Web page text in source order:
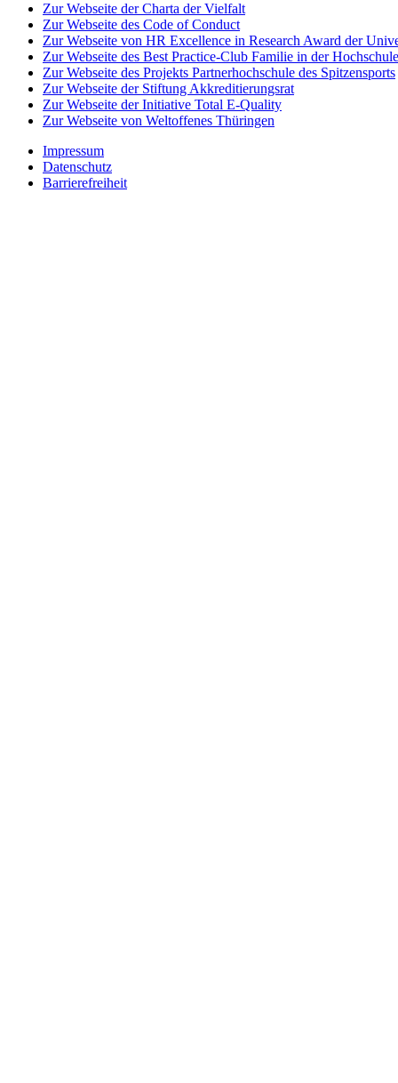
Zur Webseite der Charta der Vielfalt
Zur Webseite des Code of Conduct
Zur Webseite von HR Excellence in Research Award der
Zur Webseite des Best Practice-Club Familie in der Hochschule
Zur Webseite des Projekts Partnerhochschule des Spitzensports
Zur Webseite der Stiftung Akkreditierungsrat
Zur Webseite der Initiative Total E-Quality
Zur Webseite von Weltoffenes Thüringen
Impressum
Datenschutz
Barrierefreiheit